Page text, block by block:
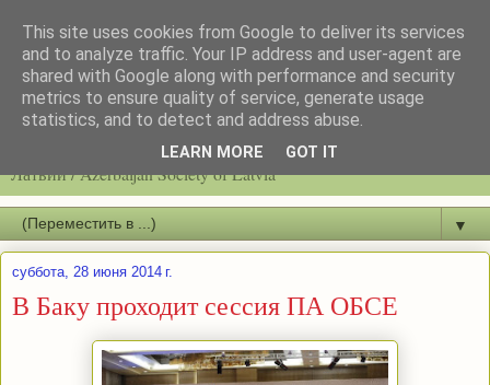
Latvijas azerbaidžāņu biedrību / Общество азербайджанцев
Латвии / Azerbaijan Society of Latvia
▼
суббота, 28 июня 2014 г.
В Баку проходит сессия ПА ОБСЕ
This site uses cookies from Google to deliver its services
and to analyze traffic. Your IP address and user-agent are
shared with Google along with performance and security
metrics to ensure quality of service, generate usage
statistics, and to detect and address abuse.
LEARN MORE GOT IT